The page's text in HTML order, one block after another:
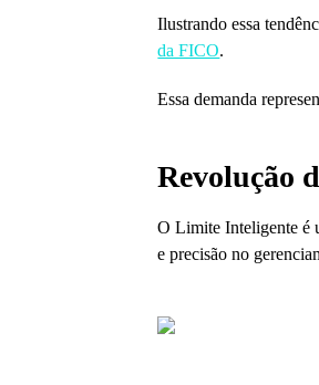
Ilustrando essa
da FICO.
Essa demanda
Revolução
O Limite Inteligente é
e precisão no